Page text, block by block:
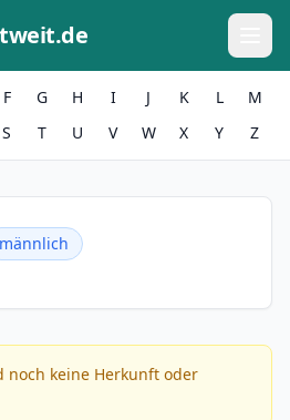
F G H I J K L
M
S T U V W X Y Z
männlich
noch keine Herkunft oder